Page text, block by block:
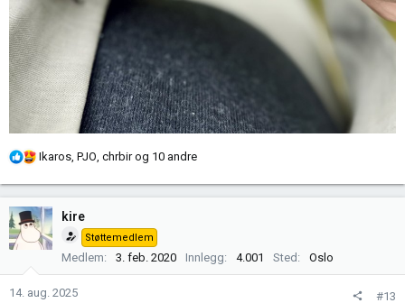
R
k
s
j
e
Ikaros PJO chrbirog 10 andre
kire
Støttemedlem
Medlem 3. feb. 2020 Innlegg 4.001 Sted Oslo
14. aug. 2025 #13